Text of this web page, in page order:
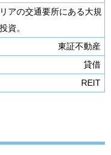
アの交通要所にある大規
資。
東証不動産
貸借
REIT